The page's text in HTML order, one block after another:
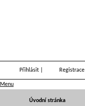
Přihlásit Registrace
Menu
Úvodní stránka